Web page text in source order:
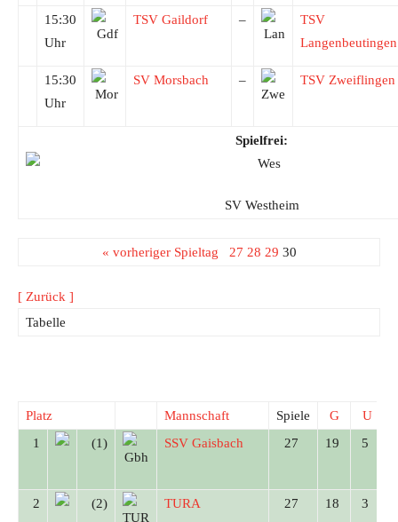
15:30
Uhr
TSV Gaildorf –
TSV
Langenbeutingen
15:30
Uhr
SV Morsbach – TSV Zweiflingen
Spielfrei:
SV Westheim
« vorheriger Spieltag 27 28 29 30
[ Zurück ]
Tabelle
Platz Mannschaft Spiele G U
1
(1) SSV Gaisbach 27 19 5
2 (2)
TURA
27 18 3